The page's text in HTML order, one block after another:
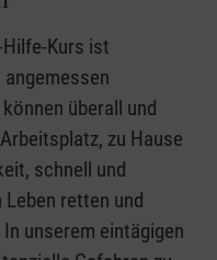
Hilfe-Kurs ist
überall und
zu Hause
schnell und
Leben retten und
unserem eintägigen